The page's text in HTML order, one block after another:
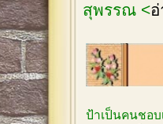
สุพรรณ <
ป้าเป็นคนชอบ